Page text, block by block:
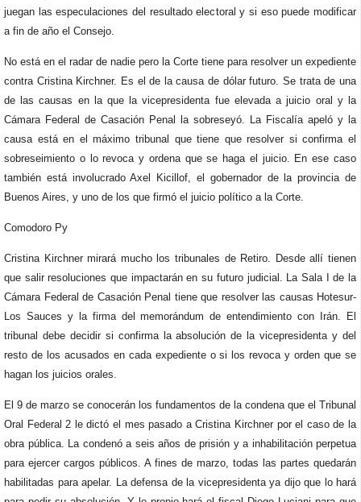
juegan las especulaciones del resultado electoral y si eso puede modificar
a fin de año el Consejo.
No está en el radar de nadie pero la Corte tiene para resolver un expediente
contra Cristina Kirchner. Es el de la causa de dólar futuro. Se trata de una
de las causas en la que la vicepresidenta fue elevada a juicio oral y la
Cámara Federal de Casación Penal la sobreseyó. La Fiscalía apeló y la
causa está en el máximo tribunal que tiene que resolver si confirma el
sobreseimiento o lo revoca y ordena que se haga el juicio. En ese caso
también está involucrado Axel Kicillof, el gobernador de la provincia de
Buenos Aires, y uno de los que firmó el juicio político a la Corte.
Comodoro Py
Cristina Kirchner mirará mucho los tribunales de Retiro. Desde allí tienen
que salir resoluciones que impactarán en su futuro judicial. La Sala I de la
Cámara Federal de Casación Penal tiene que resolver las causas Hotesur-
Los Sauces y la firma del memorándum de entendimiento con Irán. El
tribunal debe decidir si confirma la absolución de la vicepresidenta y del
resto de los acusados en cada expediente o si los revoca y orden que se
hagan los juicios orales.
El 9 de marzo se conocerán los fundamentos de la condena que el Tribunal
Oral Federal 2 le dictó el mes pasado a Cristina Kirchner por el caso de la
obra pública. La condenó a seis años de prisión y a inhabilitación perpetua
para ejercer cargos públicos. A fines de marzo, todas las partes quedarán
habilitadas para apelar. La defensa de la vicepresidenta ya dijo que lo hará